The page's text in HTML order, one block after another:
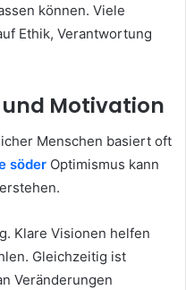
können. Viele
Ethik, Verantwortung
Motivation
Menschen basiert oft
söder Optimismus kann
Klare Visionen helfen
Gleichzeitig ist
Veränderungen